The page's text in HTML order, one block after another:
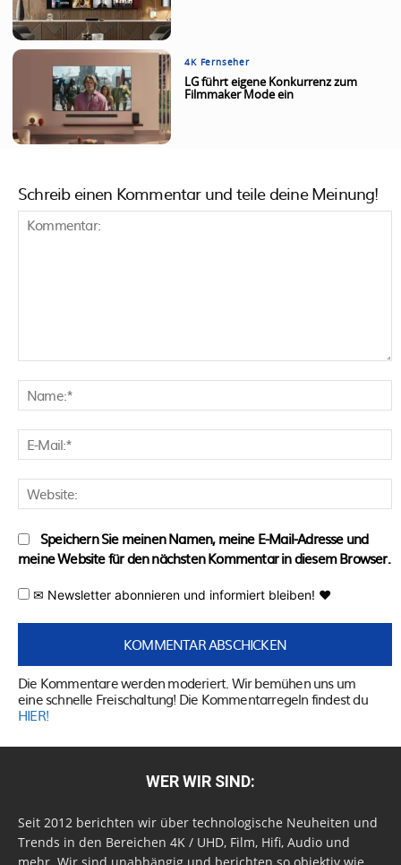
4K Fernseher
LG führt eigene Konkurrenz zum
Filmmaker Mode ein
Schreib einen Kommentar und teile deine Meinung!
Speichern Sie meinen Namen, meine E-Mail-Adresse und
meine Website für den nächsten Kommentar in diesem Browser.
✉ Newsletter abonnieren und informiert bleiben! ♥
Die Kommentare werden moderiert. Wir bemühen uns um
eine schnelle Freischaltung! Die Kommentarregeln findest du
HIER!
WER WIR SIND:
Seit 2012 berichten wir über technologische Neuheiten und
Trends in den Bereichen 4K / UHD, Film, Hifi, Audio und
mehr. Wir sind unabhängig und berichten so objektiv wie